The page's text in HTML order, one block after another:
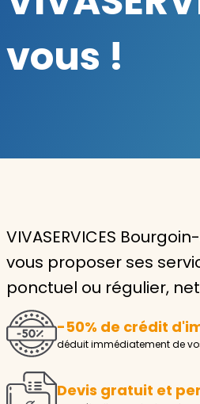
Nounou
vous !
VIVASERVICES
vous proposer ses
ponctuel ou régulier,
-50% de crédit
déduit immédiatement de
Devis gratuit et